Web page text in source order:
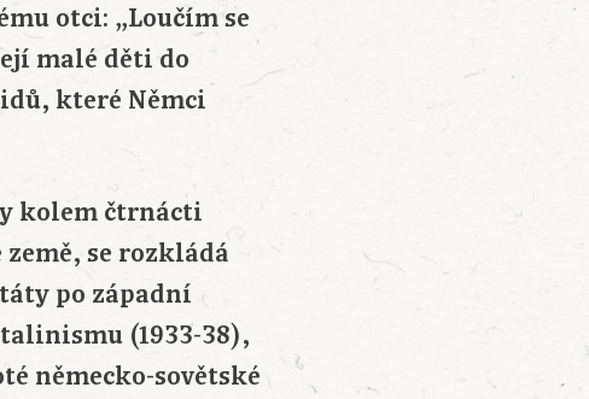
otci: „Loučím se
malé děti do
které Němci
kolem čtrnácti
se rozkládá
po západní
(1933-38),
německo-sovětské